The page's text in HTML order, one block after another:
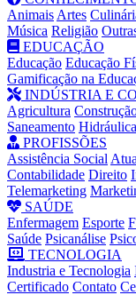
Animais Artes
Música Religião
EDUCAÇÃO
Educação Educação
Gamificação na
INDÚSTRIA E
Agricultura
Saneamento Hidráulica
PROFISSÕES
Assistência Social
Contabilidade Direito
Telemarketing
SAÚDE
Enfermagem Esporte
Saúde Psicanálise
TECNOLOGIA
Industria e Tecnologia
Certificado Contato